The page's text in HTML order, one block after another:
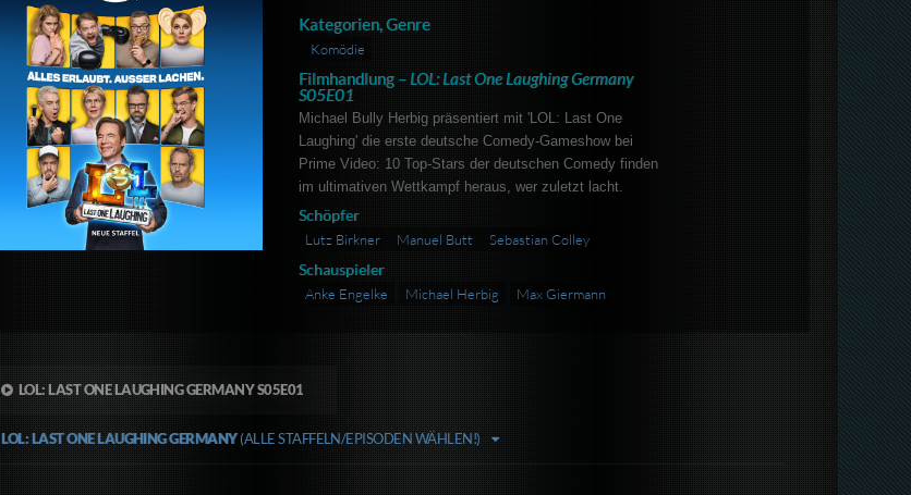
Kategorien, Genre
Komödie
Filmhandlung – LOL: Last One Laughing Germany
S05E01
Michael Bully Herbig präsentiert mit 'LOL: Last One
Laughing' die erste deutsche Comedy-Gameshow bei
Prime Video: 10 Top-Stars der deutschen Comedy finden
im ultimativen Wettkampf heraus, wer zuletzt lacht.
Schöpfer
Lutz Birkner Manuel Butt Sebastian Colley
Schauspieler
Anke Engelke Michael Herbig Max Giermann
LOL: LAST ONE LAUGHING GERMANY S05E01
LOL: LAST ONE LAUGHING GERMANY(ALLE STAFFELN/EPISODEN WÄHLEN!)